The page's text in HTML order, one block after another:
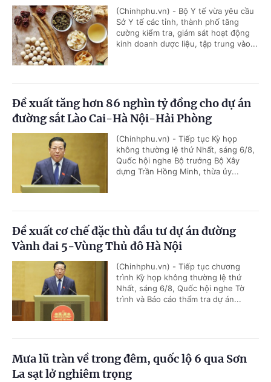
(Chinhphu.vn) - Bộ Y tế vừa yêu cầu
Sở Y tế các tỉnh, thành phố tăng
cường kiểm tra, giám sát hoạt động
kinh doanh dược liệu, tập trung vào...
Đề xuất tăng hơn 86 nghìn tỷ đồng cho dự án
đường sắt Lào Cai-Hà Nội-Hải Phòng
(Chinhphu.vn) - Tiếp tục Kỳ họp
không thường lệ thứ Nhất, sáng 6/8,
Quốc hội nghe Bộ trưởng Bộ Xây
dựng Trần Hồng Minh, thừa ủy...
Đề xuất cơ chế đặc thù đầu tư dự án đường
Vành đai 5-Vùng Thủ đô Hà Nội
(Chinhphu.vn) - Tiếp tục chương
trình Kỳ họp không thường lệ thứ
Nhất, sáng 6/8, Quốc hội nghe Tờ
trình và Báo cáo thẩm tra dự án...
Mưa lũ tràn về trong đêm, quốc lộ 6 qua Sơn
La sạt lở nghiêm trọng